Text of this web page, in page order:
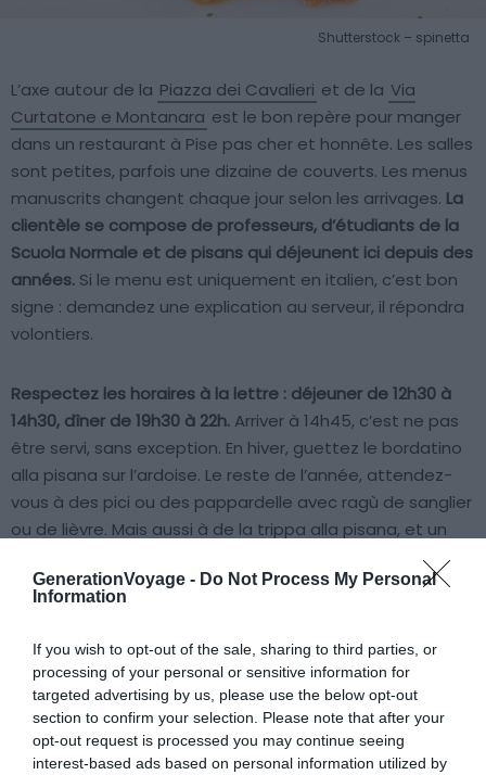
GenerationVoyage - Do Not Process My Personal
Information
If you wish to opt-out of the sale, sharing to third parties, or
processing of your personal or sensitive information for
targeted advertising by us, please use the below opt-out
section to confirm your selection. Please note that after your
opt-out request is processed you may continue seeing
interest-based ads based on personal information utilized by
Shutterstock – spinetta
L’axe autour de la Piazza dei Cavalieri et de la Via
Curtatone e Montanara est le bon repère pour manger
dans un restaurant à Pise pas cher et honnête. Les salles
sont petites, parfois une dizaine de couverts. Les menus
manuscrits changent chaque jour selon les arrivages. La
clientèle se compose de professeurs, d’étudiants de la
Scuola Normale et de pisans qui déjeunent ici depuis des
années. Si le menu est uniquement en italien, c’est bon
signe : demandez une explication au serveur, il répondra
volontiers.
Respectez les horaires à la lettre : déjeuner de 12h30 à
14h30, dîner de 19h30 à 22h. Arriver à 14h45, c’est ne pas
être servi, sans exception. En hiver, guettez le bordatino
alla pisana sur l’ardoise. Le reste de l’année, attendez-
vous à des pici ou des pappardelle avec ragù de sanglier
ou de lièvre. Mais aussi à de la trippa alla pisana, et un
plat du jour calé sur le marché. Réservez pour le dîner,
surtout le week-end. Comptez entre 15 et 25 € pour un